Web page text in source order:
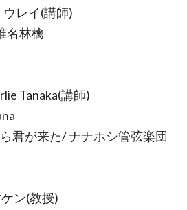
レイ(講師)
名林檎
Tanaka(講師)
君が来た/ ナナホシ管弦楽団
ン(教授)